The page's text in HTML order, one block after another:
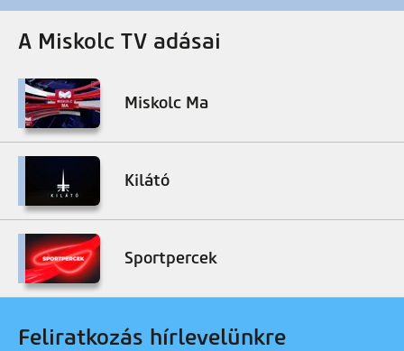
A Miskolc TV adásai
Miskolc Ma
Kilátó
Sportpercek
Feliratkozás hírlevelünkre